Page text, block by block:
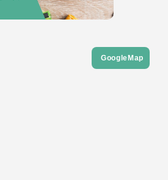
GoogleMap